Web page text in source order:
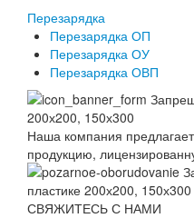
Перезарядка
Перезарядка ОП
Перезарядка ОУ
Перезарядка ОВП
Наша компания
продукцию,
СВЯЖИТЕСЬ С НАМИ